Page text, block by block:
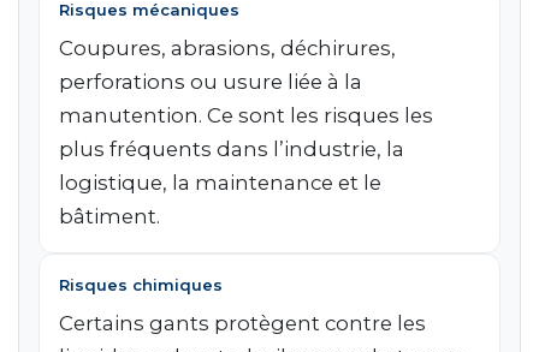
Risques mécaniques
Coupures, abrasions, déchirures,
perforations ou usure liée à la
manutention. Ce sont les risques les
plus fréquents dans l’industrie, la
logistique, la maintenance et le
bâtiment.
Risques chimiques
Certains gants protègent contre les